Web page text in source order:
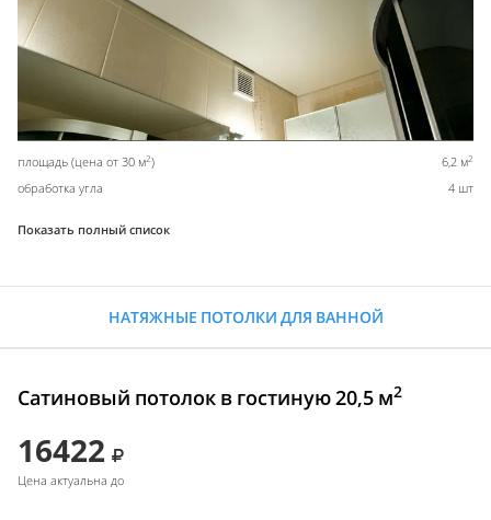
площадь (цена от 30 м2) 6,2 м2
обработка угла 4 шт
Показать полный список
НАТЯЖНЫЕ ПОТОЛКИ ДЛЯ ВАННОЙ
Сатиновый потолок в гостиную 20,5 м2
16422
Цена актуальна до